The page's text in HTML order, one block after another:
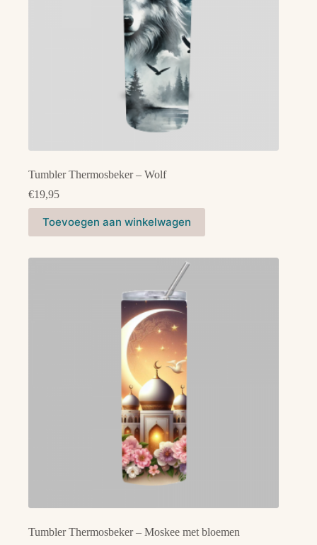
Tumbler Thermosbeker – Wolf
€19,95
Toevoegen aan winkelwagen
Tumbler Thermosbeker – Moskee met bloemen